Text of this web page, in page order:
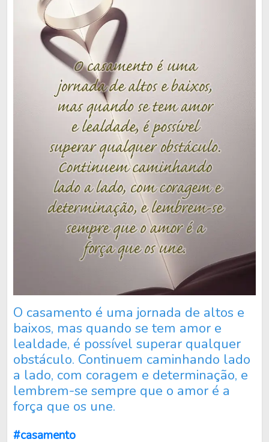
O casamento é uma jornada de altos e
baixos, mas quando se tem amor e
lealdade, é possível superar qualquer
obstáculo. Continuem caminhando lado
a lado, com coragem e determinação, e
lembrem-se sempre que o amor é a
força que os une.
#casamento